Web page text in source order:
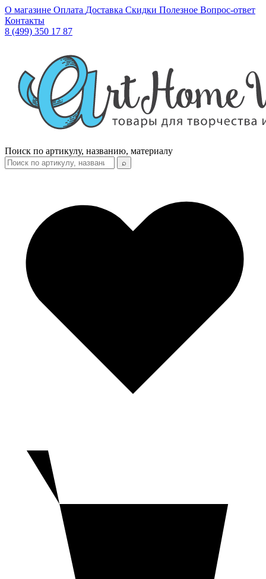
О магазине Оплата Доставка Скидки Полезное Вопрос-ответ
Контакты
8 (499) 350 17 87
Поиск по артикулу, названию, материалу
⌕